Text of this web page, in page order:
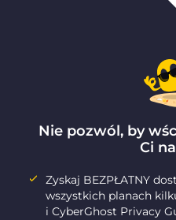
Nie pozwól, by
Ci
Zyskaj BEZPŁATNY
wszystkich planach
i CyberGhost Privacy